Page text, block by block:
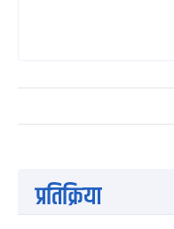
प्रतिक्रिया